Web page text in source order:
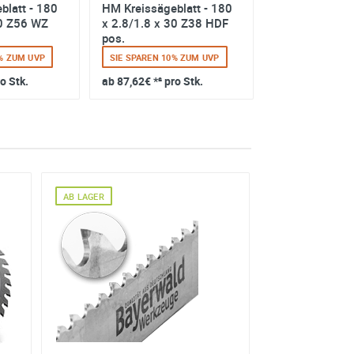
- 180
Z56 WZ
ZUM UVP
Stk.
HM Kreissägeblatt - 180
x 2.8/1.8 x 30 Z38 HDF
pos.
SIE SPAREN 10% ZUM UVP
ab87,62€*² pro Stk.
AB LAGER